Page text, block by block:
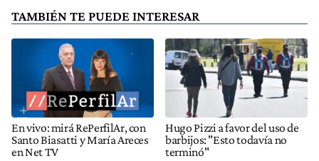
TAMBIÉN TE PUEDE INTERESAR
En vivo: mirá RePerfilAr, con
Santo Biasatti y María Areces
en Net TV
Hugo Pizzi a favor del uso de
barbijos: "Esto todavía no
terminó"